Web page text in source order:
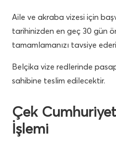
Aile ve akraba vizesi için
tarihinizden en geç 30 gün
tamamlamanızı tavsiye
Belçika vize redlerinde
sahibine teslim edilecektir.
Çek
İşlemi